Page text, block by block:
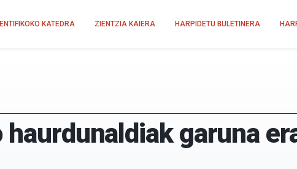
KATEDRA ZIENTZIA KAIERA HARPIDETU BULETINERA
haurdunaldiak garuna